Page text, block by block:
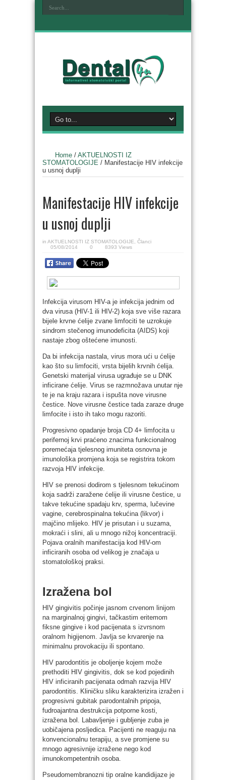
Home / AKTUELNOSTI IZ
STOMATOLOGIJE / Manifestacije HIV infekcije
u usnoj duplji
Manifestacije HIV infekcije
u usnoj duplji
in AKTUELNOSTI IZ STOMATOLOGIJE
Članci
05/08/2014
0 8393 Views
Infekcija virusom HIV-a je infekcija jednim od
dva virusa (HIV-1 ili HIV-2) koja sve više razara
bijele krvne ćelije zvane limfociti te uzrokuje
sindrom stečenog imunodeficita (AIDS) koji
nastaje zbog oštećene imunosti.
Da bi infekcija nastala, virus mora ući u ćelije
kao što su limfociti, vrsta bijelih krvnih ćelija.
Genetski materijal virusa ugrađuje se u DNK
inficirane ćelije. Virus se razmnožava unutar nje
te je na kraju razara i ispušta nove virusne
čestice. Nove virusne čestice tada zaraze druge
limfocite i isto ih tako mogu razoriti.
Progresivno opadanje broja CD 4+ limfocita u
perifernoj krvi praćeno znacima funkcionalnog
poremećaja tjelesnog imuniteta osnovna je
imunološka promjena koja se registrira tokom
razvoja HIV infekcije.
HIV se prenosi dodirom s tjelesnom tekućinom
koja sadrži zaražene ćelije ili virusne čestice, u
takve tekućine spadaju krv, sperma, lučevine
vagine, cerebrospinalna tekućina (likvor) i
majčino mlijeko. HIV je prisutan i u suzama,
mokraći i slini, ali u mnogo nižoj koncentraciji.
Pojava oralnih manifestacija kod HIV-om
inficiranih osoba od velikog je značaja u
stomatološkoj praksi.
Izražena bol
HIV gingivitis počinje jasnom crvenom linijom
na marginalnoj gingivi, tačkastim eritemom
fiksne gingive i kod pacijenata s izvrsnom
oralnom higijenom. Javlja se krvarenje na
minimalnu provokaciju ili spontano.
HIV parodontitis je oboljenje kojem može
prethoditi HIV gingivitis, dok se kod pojedinih
HIV inficiranih pacijenata odmah razvija HIV
parodontitis. Kliničku sliku karakterizira izražen i
progresivni gubitak parodontalnih pripoja,
fudroajantna destrukcija potporne kosti,
izražena bol. Labavljenje i gubljenje zuba je
uobičajena posljedica. Pacijenti ne reaguju na
konvencionalnu terapiju, a sve promjene su
mnogo agresivnije izražene nego kod
imunokompetentnih osoba.
Pseudomembranozni tip oralne kandidijaze je